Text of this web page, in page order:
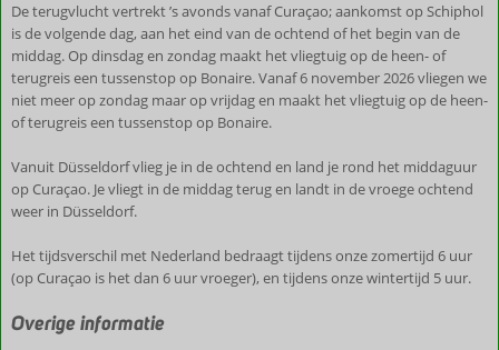
De terugvlucht vertrekt ’s avonds vanaf Curaçao; aankomst op Schiphol
is de volgende dag, aan het eind van de ochtend of het begin van de
middag. Op dinsdag en zondag maakt het vliegtuig op de heen- of
terugreis een tussenstop op Bonaire. Vanaf 6 november 2026 vliegen we
niet meer op zondag maar op vrijdag en maakt het vliegtuig op de heen-
of terugreis een tussenstop op Bonaire.
Vanuit Düsseldorf vlieg je in de ochtend en land je rond het middaguur
op Curaçao. Je vliegt in de middag terug en landt in de vroege ochtend
weer in Düsseldorf.
Het tijdsverschil met Nederland bedraagt tijdens onze zomertijd 6 uur
(op Curaçao is het dan 6 uur vroeger), en tijdens onze wintertijd 5 uur.
Overige informatie